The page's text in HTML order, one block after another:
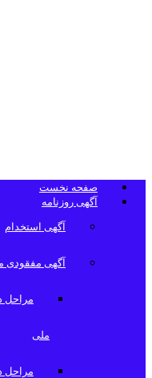
صفحه نخست
آگهی روزنامه
آگهی استخدام
آگهی مفقودی
مراحل
ملی
مراحل